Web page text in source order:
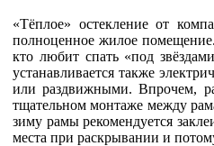
«Тёплое» остекление от
полноценное жилое помещение.
кто любит спать «под
устанавливается также
или раздвижными. Впрочем,
тщательном монтаже между
зиму рамы рекомендуется
места при раскрывании и